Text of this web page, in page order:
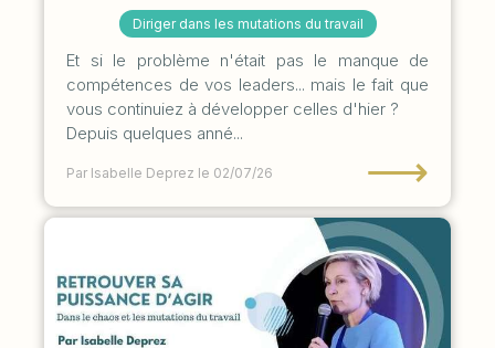
Diriger dans les mutations du travail
Et si le problème n'était pas le manque de
compétences de vos leaders... mais le fait que
vous continuiez à développer celles d'hier ?
Depuis quelques anné...
Par Isabelle Deprez le 02/07/26 ⟶